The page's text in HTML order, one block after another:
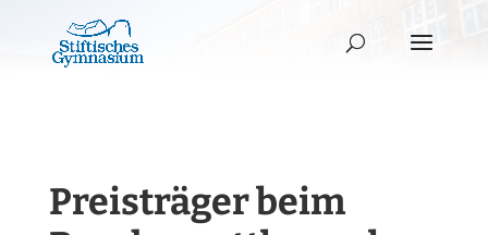
Preisträger beim